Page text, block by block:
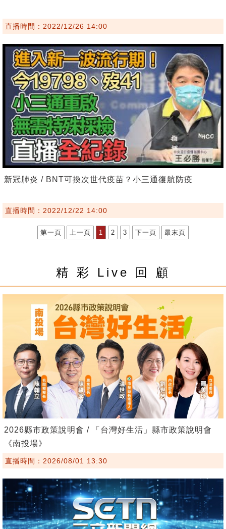
直播時間：2022/12/26 14:00
新冠肺炎 / BNT可換次世代疫苗？小三通復航防疫
直播時間：2022/12/22 14:00
第一頁 上一頁 1 2 3 下一頁 最末頁
精 彩 Live 回 顧
2026縣市政策說明會 / 「台灣好生活」縣市政策說明會
《南投場》
直播時間：2026/08/01 13:30